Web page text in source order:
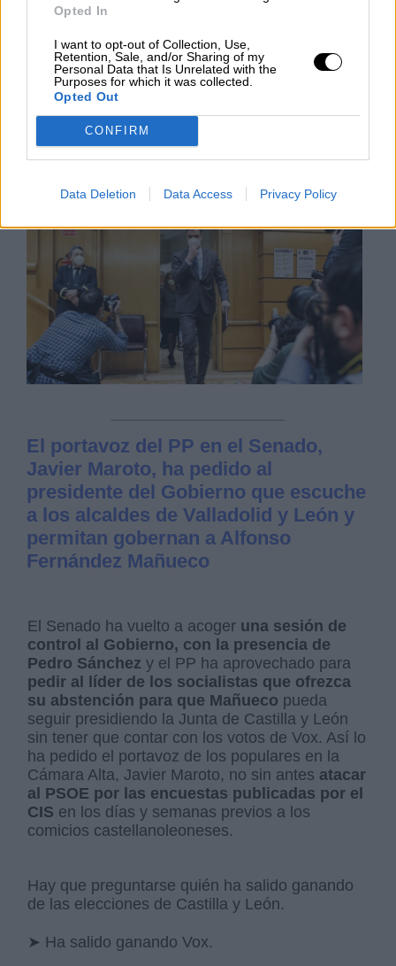
Opted In
I want to opt-out of Collection, Use,
Retention, Sale, and/or Sharing of my
Personal Data that Is Unrelated with the
Purposes for which it was collected.
Opted Out
CONFIRM
Data Deletion Data Access Privacy Policy
PSOE y presidente del Gobierno ha dicho que
posibilidad, el PP debería romper con la extrema
derecha en Madrid, Andalucía, Murcia y todos
aquellos territorios donde comparten estrategias.
AUTOR JOSE LUIS MARTÍN
MARTES, 15 FEBRERO 2022
El portavoz del PP en el Senado,
Javier Maroto, ha pedido al
presidente del Gobierno que escuche
a los alcaldes de Valladolid y León y
permitan gobernan a Alfonso
Fernández Mañueco
El Senado ha vuelto a acoger una sesión de
control al Gobierno, con la presencia de
Pedro Sánchez y el PP ha aprovechado para
pedir al líder de los socialistas que ofrezca
su abstención para que Mañueco pueda
seguir presidiendo la Junta de Castilla y León
sin tener que contar con los votos de Vox. Así lo
ha pedido el portavoz de los populares en la
Cámara Alta, Javier Maroto, no sin antes atacar
al PSOE por las encuestas publicadas por el
CIS en los días y semanas previos a los
comicios castellanoleoneses.
Hay que preguntarse quién ha salido ganando
de las elecciones de Castilla y León.
➤ Ha salido ganando Vox.